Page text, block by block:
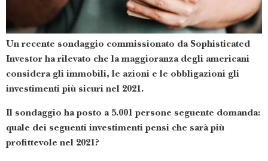
Un recente sondaggio commissionato da Sophisticated
Investor ha rilevato che la maggioranza degli americani
considera gli immobili, le azioni e le obbligazioni gli
investimenti più sicuri nel 2021.
Il sondaggio ha posto a 5.001 persone seguente domanda:
quale dei seguenti investimenti pensi che sarà più
profittevole nel 2021?